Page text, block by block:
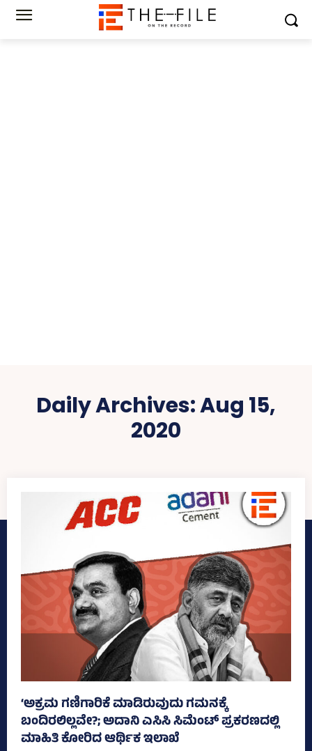
Daily Archives: Aug 15,
2020
‘ಅಕ್ರಮ ಗಣಿಗಾರಿಕೆ ಮಾಡಿರುವುದು ಗಮನಕ್ಕೆ
ಬಂದಿರಲಿಲ್ಲವೇ?; ಅದಾನಿ ಎಸಿಸಿ ಸಿಮೆಂಟ್ ಪ್ರಕರಣದಲ್ಲಿ
ಮಾಹಿತಿ ಕೋರಿದ ಆರ್ಥಿಕ ಇಲಾಖೆ